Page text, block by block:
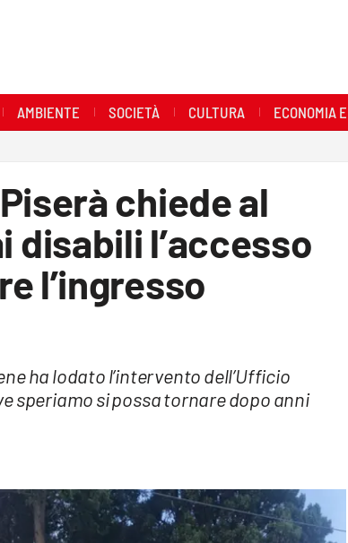
AMBIENTE SOCIETÀ CULTURA ECONOMIA
chiede al
disabili l’accesso
l’ingresso
ha lodato l’intervento dell’Ufficio
speriamo si possa tornare dopo anni